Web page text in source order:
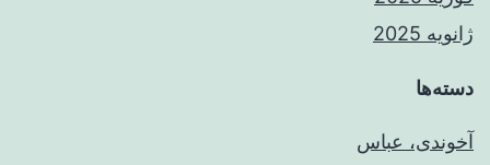
ژانویه 2025
دسته‌ها
آخوندی، عباس